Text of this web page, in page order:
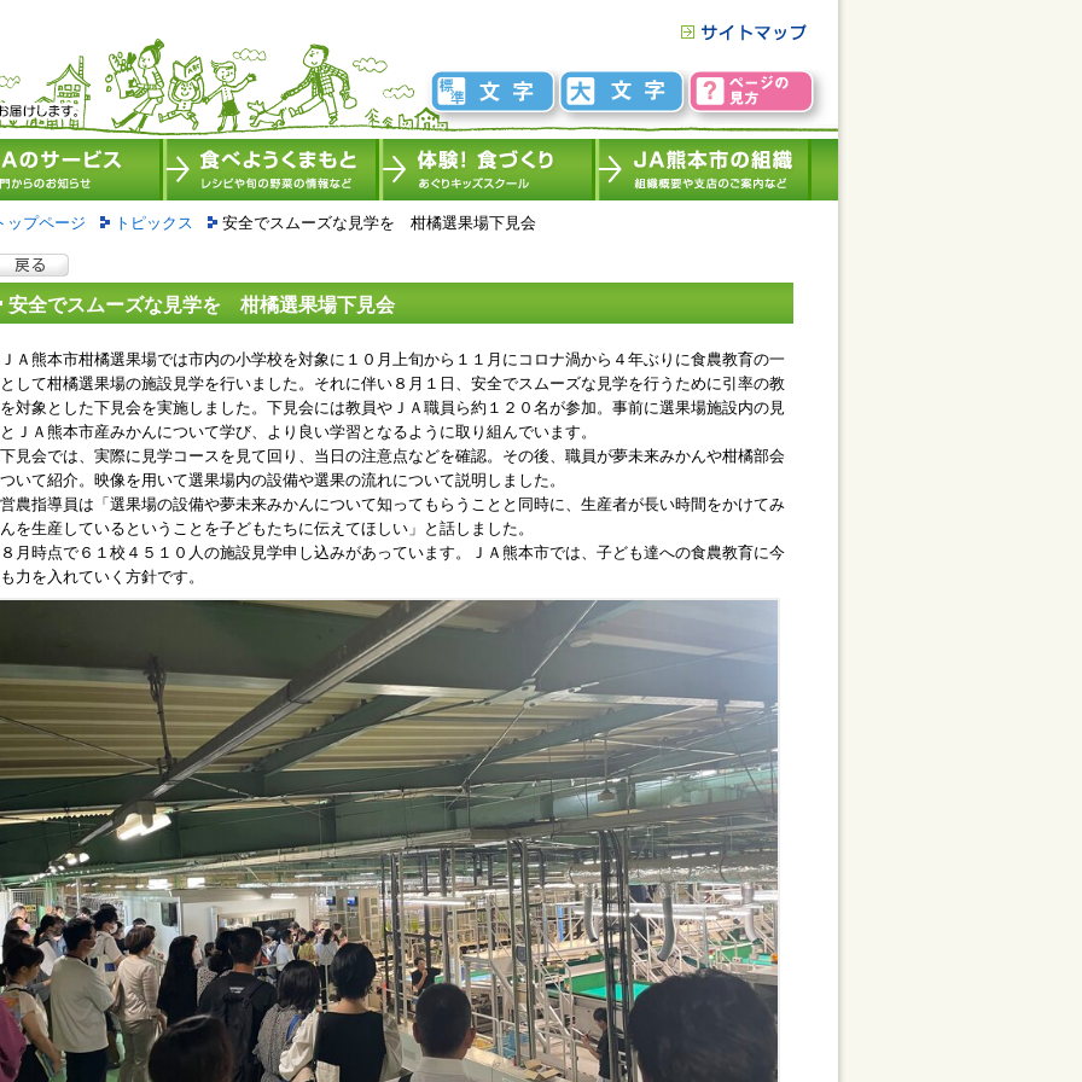
ップページ トピックス 安全でスムーズな見学を 柑橘選果場下見会
安全でスムーズな見学を 柑橘選果場下見会
熊本市柑橘選果場では市内の小学校を対象に１０月上旬から１１月にコロナ渦から４年ぶりに食農教育の一
して柑橘選果場の施設見学を行いました。それに伴い８月１日、安全でスムーズな見学を行うために引率の教
対象とした下見会を実施しました。下見会には教員やＪＡ職員ら約１２０名が参加。事前に選果場施設内の見
ＪＡ熊本市産みかんについて学び、より良い学習となるように取り組んでいます。
会では、実際に見学コースを見て回り、当日の注意点などを確認。その後、職員が夢未来みかんや柑橘部会
いて紹介。映像を用いて選果場内の設備や選果の流れについて説明しました。
指導員は「選果場の設備や夢未来みかんについて知ってもらうことと同時に、生産者が長い時間をかけてみ
を生産しているということを子どもたちに伝えてほしい」と話しました。
時点で６１校４５１０人の施設見学申し込みがあっています。ＪＡ熊本市では、子ども達への食農教育に今
力を入れていく方針です。